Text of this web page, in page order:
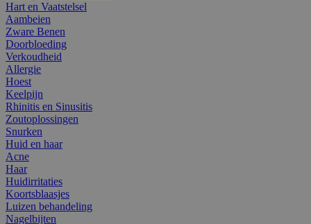
Hart en Vaatstelsel
Aambeien
Zware Benen
Doorbloeding
Verkoudheid
Allergie
Hoest
Keelpijn
Rhinitis en Sinusitis
Zoutoplossingen
Snurken
Huid en haar
Acne
Haar
Huidirritaties
Koortsblaasjes
Luizen behandeling
Nagelbijten